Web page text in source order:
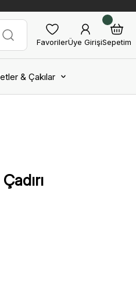
FavorilerÜye GirişiSepetim
& Çakılar